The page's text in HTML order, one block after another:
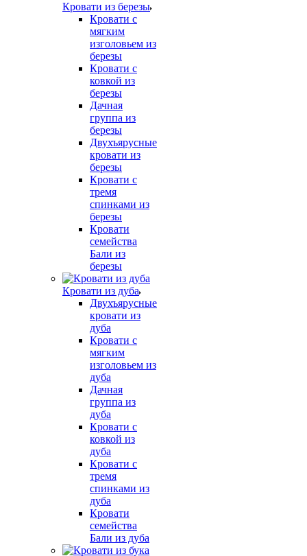
Кровати из березы
Кровати с
мягким
изголовьем из
березы
Кровати с
ковкой из
березы
Дачная
группа из
березы
Двухъярусные
кровати из
березы
Кровати с
тремя
спинками из
березы
Кровати
семейства
Бали из
березы
Кровати из дуба
Двухъярусные
кровати из
дуба
Кровати с
мягким
изголовьем из
дуба
Дачная
группа из
дуба
Кровати с
ковкой из
дуба
Кровати с
тремя
спинками из
дуба
Кровати
семейства
Бали из дуба